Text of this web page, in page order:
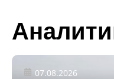
07.08.2026